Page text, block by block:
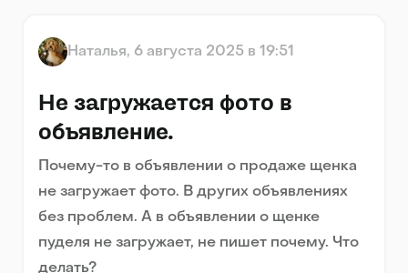
Наталья, 6 августа 2025 в 19:51
Не загружается фото в
объявление.
Почему-то в объявлении о продаже щенка
не загружает фото. В других объявлениях
без проблем. А в объявлении о щенке
пуделя не загружает, не пишет почему. Что
делать?